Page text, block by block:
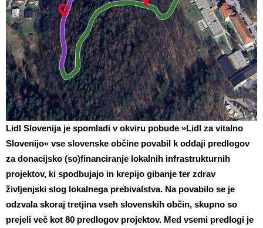
Lidl Slovenija je spomladi v okviru pobude »Lidl za vitalno
Slovenijo« vse slovenske občine povabil k oddaji predlogov
za donacijsko (so)financiranje lokalnih infrastrukturnih
projektov, ki spodbujajo in krepijo gibanje ter zdrav
življenjski slog lokalnega prebivalstva. Na povabilo se je
odzvala skoraj tretjina vseh slovenskih občin, skupno so
prejeli več kot 80 predlogov projektov. Med vsemi predlogi je